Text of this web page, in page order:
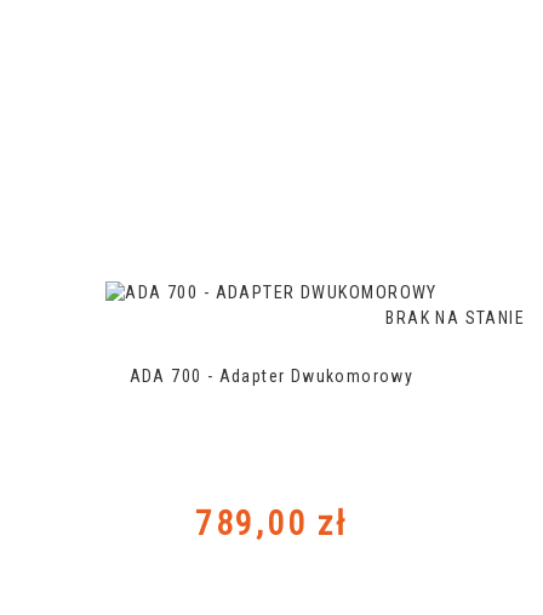
BRAK NA STANIE
ADA 700 - Adapter Dwukomorowy
Cena
789,00 zł